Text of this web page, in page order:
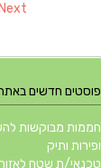
Next
פוסטים חדשים
חממות מבוקשות
ופירות ותיק
טכנאי/ת שטח